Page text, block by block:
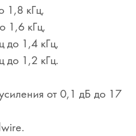
1,8 кГц,
1,6 кГц,
до 1,4 кГц,
до 1,2 кГц.
от 0,1 дБ до 17